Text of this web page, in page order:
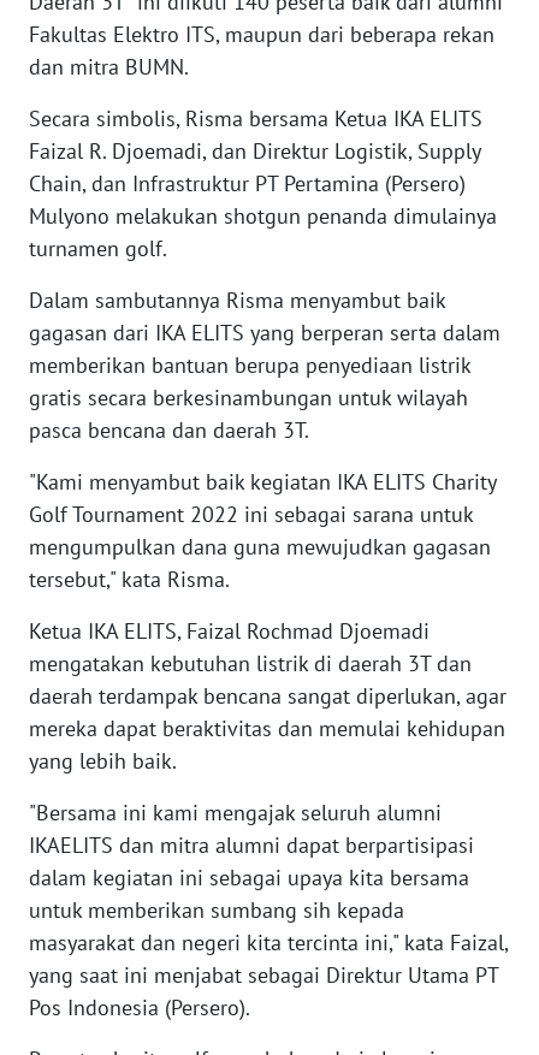
Fakultas Elektro ITS, maupun dari beberapa rekan
dan mitra BUMN.
Secara simbolis, Risma bersama Ketua IKA ELITS
Faizal R. Djoemadi, dan Direktur Logistik, Supply
Chain, dan Infrastruktur PT Pertamina (Persero)
Mulyono melakukan shotgun penanda dimulainya
turnamen golf.
Dalam sambutannya Risma menyambut baik
gagasan dari IKA ELITS yang berperan serta dalam
memberikan bantuan berupa penyediaan listrik
gratis secara berkesinambungan untuk wilayah
pasca bencana dan daerah 3T.
"Kami menyambut baik kegiatan IKA ELITS Charity
Golf Tournament 2022 ini sebagai sarana untuk
mengumpulkan dana guna mewujudkan gagasan
tersebut," kata Risma.
Ketua IKA ELITS, Faizal Rochmad Djoemadi
mengatakan kebutuhan listrik di daerah 3T dan
daerah terdampak bencana sangat diperlukan, agar
mereka dapat beraktivitas dan memulai kehidupan
yang lebih baik.
"Bersama ini kami mengajak seluruh alumni
IKAELITS dan mitra alumni dapat berpartisipasi
dalam kegiatan ini sebagai upaya kita bersama
untuk memberikan sumbang sih kepada
masyarakat dan negeri kita tercinta ini," kata Faizal,
yang saat ini menjabat sebagai Direktur Utama PT
Pos Indonesia (Persero).
BABEL
SUMBAR
WN
SUMSEL
BENGKULU
WN
WN
JATENG
NUSANTARA
WN
JATIM
BALI
WN
KALBAR
WN
KALTENG